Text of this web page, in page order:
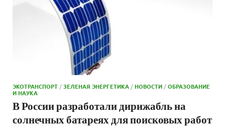
ЭКОТРАНСПОРТ /ЗЕЛЕНАЯ ЭНЕРГЕТИКА /НОВОСТИ /ОБРАЗОВАНИЕ
И НАУКА
В России разработали дирижабль на
солнечных батареях для поисковых работ